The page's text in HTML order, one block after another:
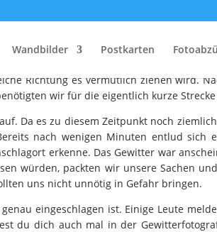
Wandbilder Postkarten
Richtung es vermutlich ziehen wird.
wir für die eigentlich kurze
Da es zu diesem Zeitpunkt noch
nach wenigen Minuten entlud
erkenne. Das Gewitter war
würden, packten wir unsere Sachen
uns nicht unnötig in Gefahr bringen.
eingeschlagen ist. Einige Leute
du dich auch mal in der